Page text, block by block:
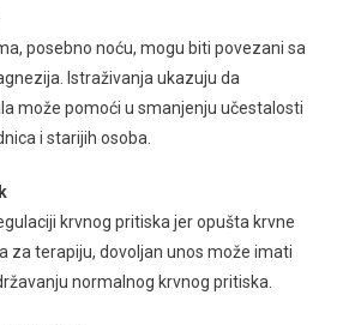
posebno noću, mogu biti povezani sa
Istraživanja ukazuju da
može pomoći u smanjenju učestalosti
i starijih osoba.
krvnog pritiska jer opušta krvne
za terapiju, dovoljan unos može imati
normalnog krvnog pritiska.